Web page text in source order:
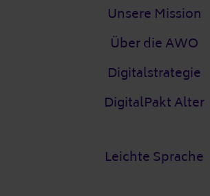
Unsere Mission
Über die AWO
Digitalstrategie
DigitalPakt Alter
Leichte Sprache